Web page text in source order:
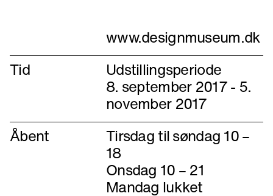
Tid
Udstillingsperiode
8. september 2017 - 5.
november 2017
Åbent
Tirsdag til søndag 10 –
18
Onsdag 10 – 21